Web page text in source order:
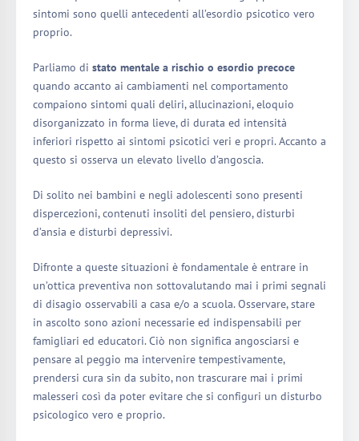
sintomi sono quelli antecedenti all’esordio psicotico vero
proprio.
Parliamo di stato mentale a rischio o esordio precoce
quando accanto ai cambiamenti nel comportamento
compaiono sintomi quali deliri, allucinazioni, eloquio
disorganizzato in forma lieve, di durata ed intensità
inferiori rispetto ai sintomi psicotici veri e propri. Accanto a
questo si osserva un elevato livello d’angoscia.
Di solito nei bambini e negli adolescenti sono presenti
dispercezioni, contenuti insoliti del pensiero, disturbi
d’ansia e disturbi depressivi.
Difronte a queste situazioni è fondamentale è entrare in
un’ottica preventiva non sottovalutando mai i primi segnali
di disagio osservabili a casa e/o a scuola. Osservare, stare
in ascolto sono azioni necessarie ed indispensabili per
famigliari ed educatori. Ciò non significa angosciarsi e
pensare al peggio ma intervenire tempestivamente,
prendersi cura sin da subito, non trascurare mai i primi
malesseri così da poter evitare che si configuri un disturbo
psicologico vero e proprio.